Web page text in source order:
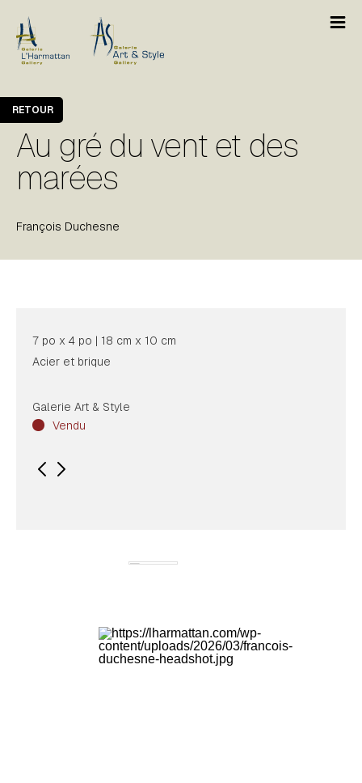
Au gré du vent et des
marées
François Duchesne
RETOUR
7 po x 4 po | 18 cm x 10 cm
Acier et brique
Galerie Art & Style
Vendu